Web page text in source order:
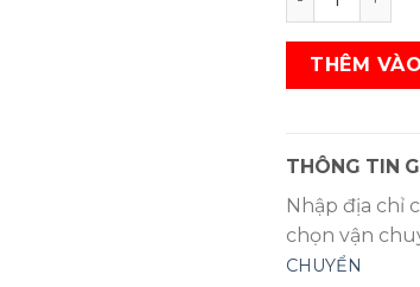
THÊM
THÔNG TIN
Nhập địa chỉ
chọn vận
CHUYỂN